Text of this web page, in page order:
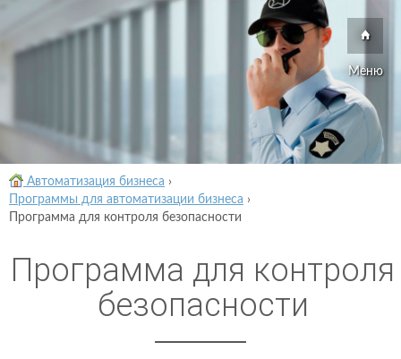
Меню
Автоматизация бизнеса ›
Программы для автоматизации бизнеса ›
Программа для контроля безопасности
Программа для контроля
безопасности